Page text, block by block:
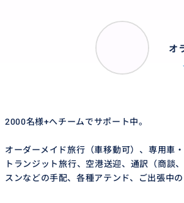
オ
2000名様+へチームでサポート中。
オーダーメイド旅行（車移動可）、専用車
トランジット旅行、空港送迎、通訳（商談
スンなどの手配、各種アテンド、ご出張中